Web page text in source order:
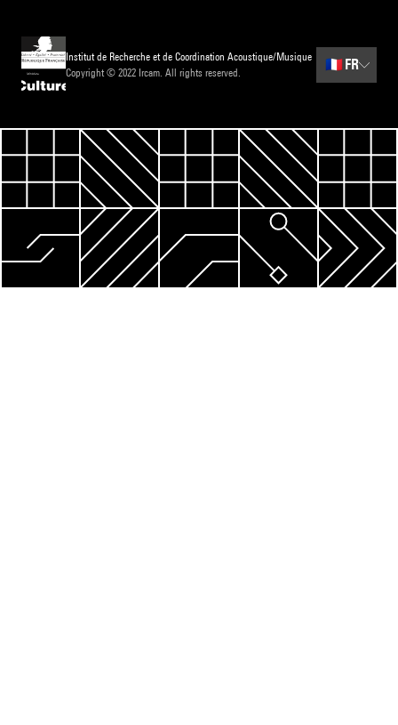
Institut de Recherche et de Coordination Acoustique/Musique
Copyright © 2022 Ircam. All rights reserved.
🇫🇷 FR